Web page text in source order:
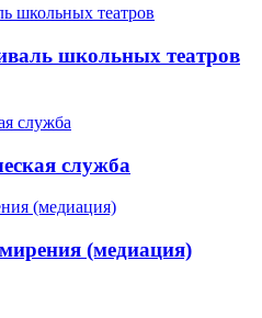
школьных театров
служба
(медиация)